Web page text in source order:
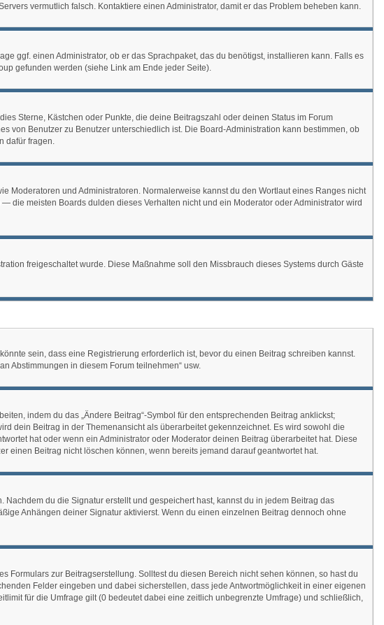
vermutlich falsch. Kontaktiere einen Administrator, damit er das Problem beheben kann.
ggf. einen Administrator, ob er das Sprachpaket, das du benötigst, installieren kann. Falls es
gefunden werden (siehe Link am Ende jeder Seite).
Sterne, Kästchen oder Punkte, die deine Beitragszahl oder deinen Status im Forum
von Benutzer zu Benutzer unterschiedlich ist. Die Board-Administration kann bestimmen, ob
dafür fragen.
Moderatoren und Administratoren. Normalerweise kannst du den Wortlaut eines Ranges nicht
meisten Boards dulden dieses Verhalten nicht und ein Moderator oder Administrator wird
freigeschaltet wurde. Diese Maßnahme soll den Missbrauch dieses Systems durch Gäste
sein, dass eine Registrierung erforderlich ist, bevor du einen Beitrag schreiben kannst.
Abstimmungen in diesem Forum teilnehmen“ usw.
indem du das „Ändere Beitrag“-Symbol für den entsprechenden Beitrag anklickst;
dein Beitrag in der Themenansicht als überarbeitet gekennzeichnet. Es wird sowohl die
hat oder wenn ein Administrator oder Moderator deinen Beitrag überarbeitet hat. Diese
einen Beitrag nicht löschen können, wenn bereits jemand darauf geantwortet hat.
du die Signatur erstellt und gespeichert hast, kannst du in jedem Beitrag das
Anhängen deiner Signatur aktivierst. Wenn du einen einzelnen Beitrag dennoch ohne
Formulars zur Beitragserstellung. Solltest du diesen Bereich nicht sehen können, so hast du
Felder eingeben und dabei sicherstellen, dass jede Antwortmöglichkeit in einer eigenen
für die Umfrage gilt (0 bedeutet dabei eine zeitlich unbegrenzte Umfrage) und schließlich,